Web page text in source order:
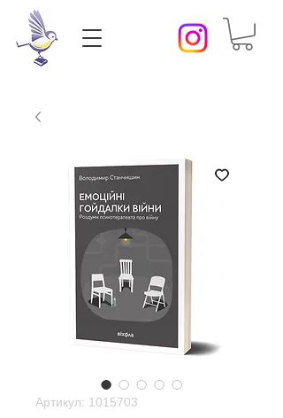
Артикул: 1015703